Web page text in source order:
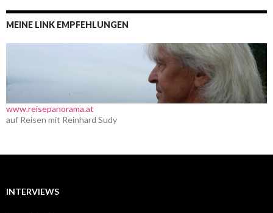
MEINE LINK EMPFEHLUNGEN
www.reisepanorama.at
auf Reisen mit Reinhard Sudy
INTERVIEWS